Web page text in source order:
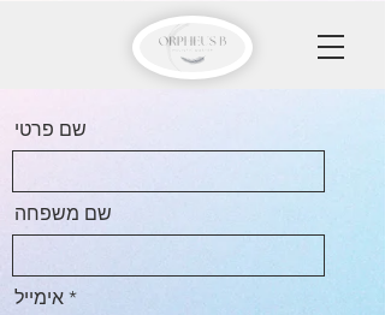
שם פרטי
שם משפחה
אימייל